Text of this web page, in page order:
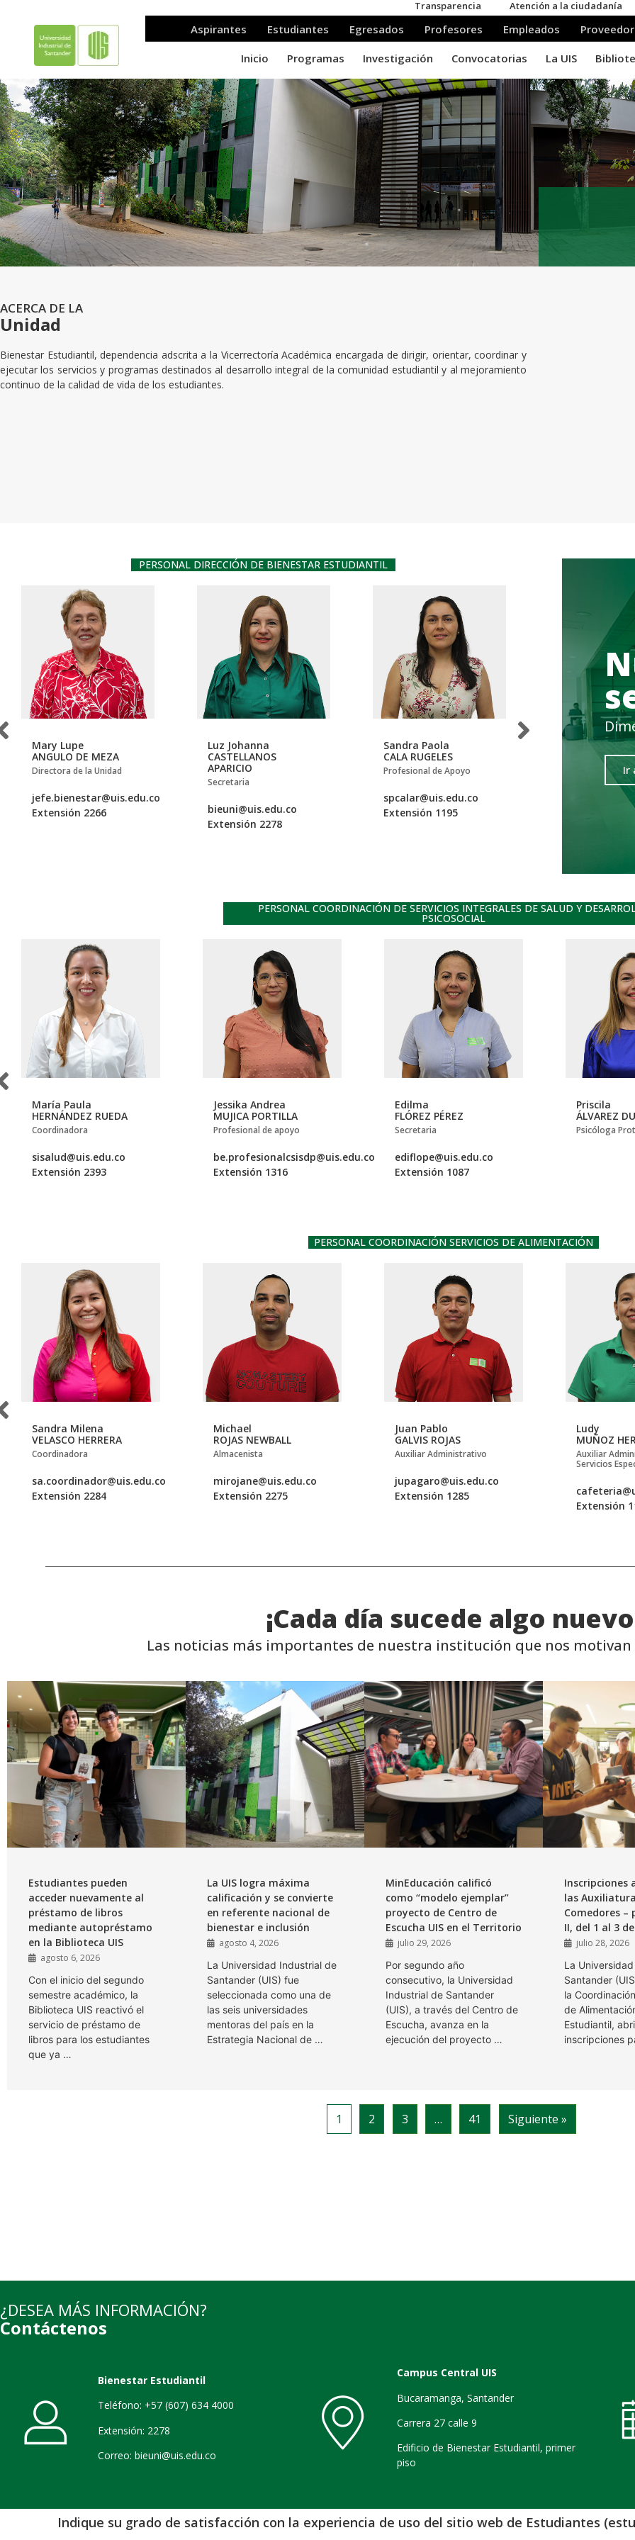
ACERCA DE LA
Unidad
Bienestar Estudiantil, dependencia adscrita a la Vicerrectoría Académica encargada de dirigir, orientar, coordinar y
ejecutar los servicios y programas destinados al desarrollo integral de la comunidad estudiantil y al mejoramiento
continuo de la calidad de vida de los estudiantes.
PERSONAL DIRECCIÓN DE BIENESTAR ESTUDIANTIL
Mary Lupe
ANGULO DE MEZA
Directora de la Unidad
jefe.bienestar@uis.edu.co
Extensión 2266
Luz Johanna
CASTELLANOS
APARICIO
Secretaria
bieuni@uis.edu.co
Extensión 2278
Sandra Paola
CALA RUGELES
Profesional de Apoyo
spcalar@uis.edu.co
Extensión 1195
Kevin Alfonso
SIERRA
Profesional de
Mantenimiento
Ir
PERSONAL COORDINACIÓN DE SERVICIOS INTEGRALES DE SALUD Y
PSICOSOCIAL
María Paula
HERNÁNDEZ RUEDA
Coordinadora
sisalud@uis.edu.co
Extensión 2393
Jessika Andrea
MUJICA PORTILLA
Profesional de apoyo
be.profesionalcsisdp@uis.edu.co
Extensión 1316
Edilma
FLÓREZ PÉREZ
Secretaria
ediflope@uis.edu.co
Extensión 1087
Priscila
ÁLVAREZ
Psicóloga
PERSONAL COORDINACIÓN SERVICIOS DE ALIMENTACIÓN
Sandra Milena
VELASCO HERRERA
Coordinadora
sa.coordinador@uis.edu.co
Extensión 2284
Michael
ROJAS NEWBALL
Almacenista
mirojane@uis.edu.co
Extensión 2275
Juan Pablo
GALVIS ROJAS
Auxiliar Administrativo
jupagaro@uis.edu.co
Extensión 1285
Ludy
MUÑOZ
Auxiliar
Servicios
Extensión
¡Cada día sucede algo
Las noticias más importantes de nuestra institución que nos motivan
¿DESEA MÁS INFORMACIÓN?
Contáctenos
Bienestar Estudiantil
Teléfono: +57 (607) 634 4000
Extensión: 2278
Correo: bieuni@uis.edu.co
Campus Central UIS
Bucaramanga, Santander
Carrera 27 calle 9
Edificio de Bienestar Estudiantil, primer
piso
Indique su grado de satisfacción con la experiencia de uso del sitio web de Estudiantes